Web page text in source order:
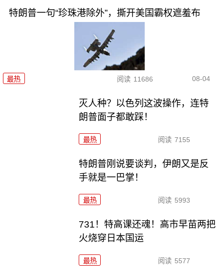
特朗普一句“珍珠港除外”，撕开美国霸权遮羞布
最热 阅读 11686 08-04
灭人种？以色列这波操作，连特
朗普面子都敢踩！
最热 阅读 7155
特朗普刚说要谈判，伊朗又是反
手就是一巴掌！
最热 阅读 5993
731！特高课还魂！高市早苗两把
火烧穿日本国运
最热 阅读 5577